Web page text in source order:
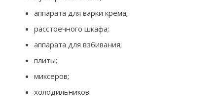
аппарата для варки крема;
расстоечного шкафа;
аппарата для взбивания;
плиты;
миксеров;
холодильников.